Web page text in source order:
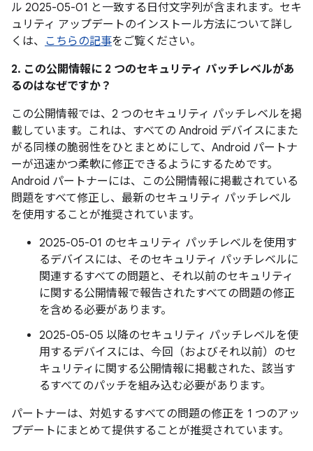
ル 2025-05-01 と一致する日付文字列が含まれます。セキ
ュリティ アップデートのインストール方法について詳し
くは、 こちらの記事をご覧ください。
2. この公開情報に 2 つのセキュリティ パッチレベルがあ
るのはなぜですか？
この公開情報では、2 つのセキュリティ パッチレベルを掲
載しています。これは、すべての Android デバイスにまた
がる同様の脆弱性をひとまとめにして、Android パートナ
ーが迅速かつ柔軟に修正できるようにするためです。
Android パートナーには、この公開情報に掲載されている
問題をすべて修正し、最新のセキュリティ パッチレベル
を使用することが推奨されています。
2025-05-01 のセキュリティ パッチレベルを使用す
るデバイスには、そのセキュリティ パッチレベルに
関連するすべての問題と、それ以前のセキュリティ
に関する公開情報で報告されたすべての問題の修正
を含める必要があります。
2025-05-05 以降のセキュリティ パッチレベルを使
用するデバイスには、今回（およびそれ以前）のセ
キュリティに関する公開情報に掲載された、該当す
るすべてのパッチを組み込む必要があります。
パートナーは、対処するすべての問題の修正を 1 つのアッ
プデートにまとめて提供することが推奨されています。